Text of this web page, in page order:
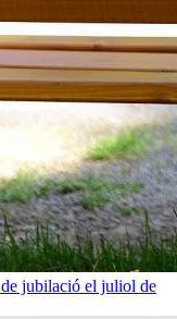
jubilació el juliol de